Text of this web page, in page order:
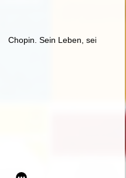
1Chopin. Sein Leben, sein